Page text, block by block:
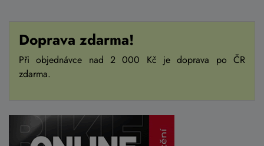
Doprava zdarma!
Při objednávce nad 2 000 Kč je doprava po ČR
zdarma.